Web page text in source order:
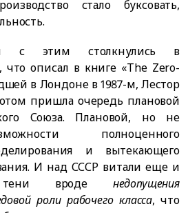
стало буксовать,
с этим столкнулись в
что описал в книге «The Zero-
в Лондоне в 1987-м, Лестор
пришла очередь плановой
Союза. Плановой, но не
полноценного
и вытекающего
И над СССР витали еще и
тени вроде недопущения
роли рабочего класса, что